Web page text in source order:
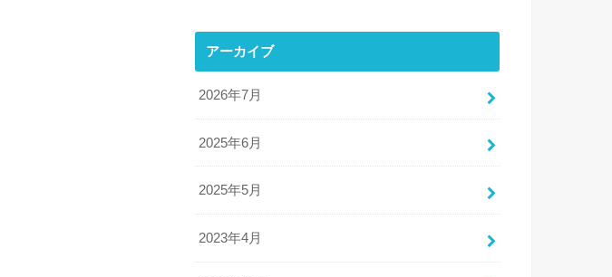
アーカイブ
2026年7月
2025年6月
2025年5月
2023年4月